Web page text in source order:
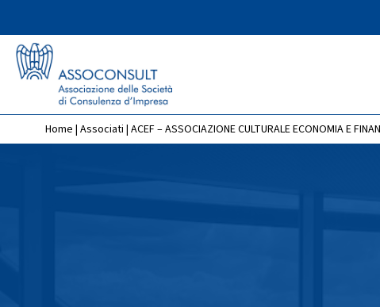
Home |Associati |ACEF – ASSOCIAZIONE CULTURALE ECONOMIA E